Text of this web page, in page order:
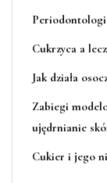
Cukrzyca a
Jak działa
Zabiegi
ujędrnianie
Cukier i jego